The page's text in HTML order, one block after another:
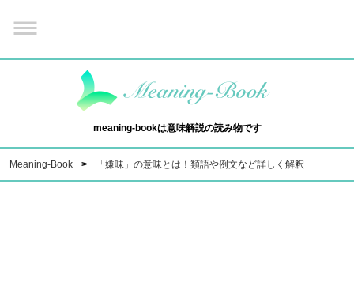
meaning-bookは意味解説の読み物です
Meaning-Book 「嫌味」の意味とは！類語や例文など詳しく解釈